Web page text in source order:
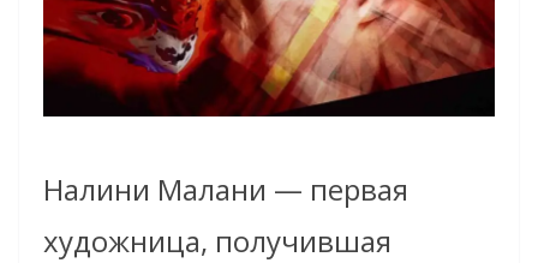
Налини Малани — первая
художница, получившая